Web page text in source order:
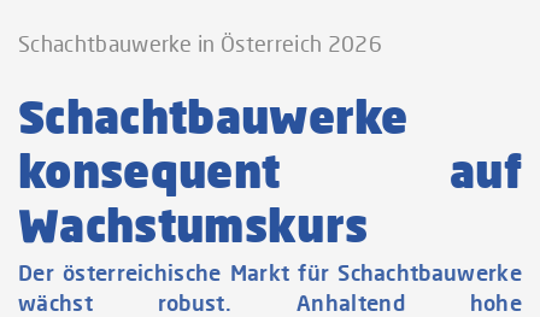
Schachtbauwerke in Österreich 2026
Schachtbauwerke
konsequent auf
Wachstumskurs
Der österreichische Markt für Schachtbauwerke
wächst robust. Anhaltend hohe